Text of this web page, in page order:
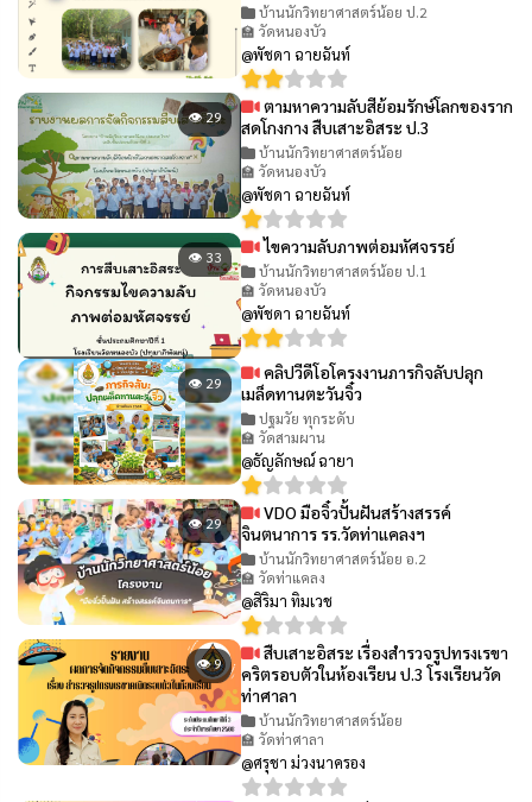
บ้านนักวิทยาศาสตร์น้อย ป.2
🏫 วัดหนองบัว
@พัชดา ฉายฉันท์
👁 29
ตามหาความลับสีย้อมรักษ์โลกของราก
สดโกงกาง สืบเสาะอิสระ ป.3
บ้านนักวิทยาศาสตร์น้อย
🏫 วัดหนองบัว
@พัชดา ฉายฉันท์
👁 33 ไขความลับภาพต่อมหัศจรรย์
บ้านนักวิทยาศาสตร์น้อย ป.1
🏫 วัดหนองบัว
@พัชดา ฉายฉันท์
👁 29
คลิปวีดีโอโครงงานภารกิจลับปลุก
เมล็ดทานตะวันจิ๋ว
ปฐมวัย ทุกระดับ
🏫 วัดสามผาน
@ธัญลักษณ์ ฉายา
👁 29
VDO มือจิ๋วปั้นฝันสร้างสรรค์
จินตนาการ รร.วัดท่าแคลงฯ
บ้านนักวิทยาศาสตร์น้อย อ.2
🏫 วัดท่าแคลง
@สิริมา ทิมเวช
👁 9
สืบเสาะอิสระ เรื่องสำรวจรูปทรงเรขา
คริตรอบตัวในห้องเรียน ป.3 โรงเรียนวัด
ท่าศาลา
บ้านนักวิทยาศาสตร์น้อย
🏫 วัดท่าศาลา
@ศรุชา ม่วงนาครอง